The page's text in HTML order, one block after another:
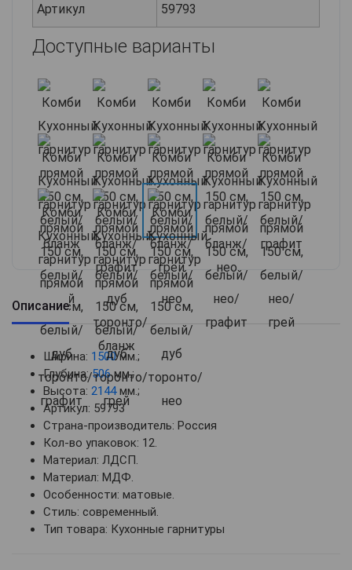
Артикул 59793
Доступные варианты
Описание
Ширина: 1500мм.;
Глубина:506мм.;
Высота: 2144мм.;
Артикул: 59793
Страна-производитель: Россия
Кол-во упаковок: 12.
Материал: ЛДСП.
Материал: МДФ.
Особенности: матовые.
Стиль: современный.
Тип товара: Кухонные гарнитуры